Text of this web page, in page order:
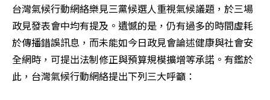
台灣氣候行動網絡樂見三黨候選人重視氣候議題，於三場
政見發表會中均有提及。遺憾的是，仍有過多的時間虛耗
於傳播錯誤訊息，而未能如今日政見會論述健康與社會安
全網時，可提出法制修正與預算規模擴增等承諾。有鑑於
此，台灣氣候行動網絡提出下列三大呼籲：